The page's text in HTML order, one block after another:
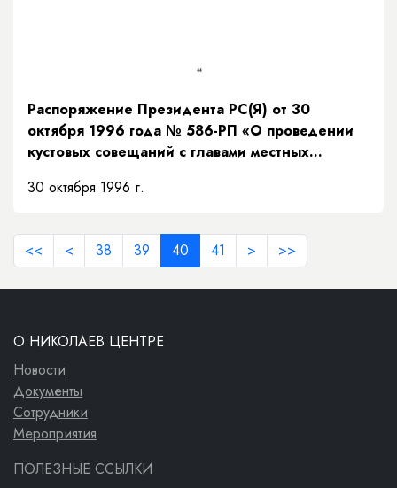
Распоряжение Президента РС(Я) от 30
октября 1996 года № 586-РП «О проведении
кустовых совещаний с главами местных
30 октября 1996 г.
<< < 38 39 40 41 > >>
О НИКОЛАЕВ ЦЕНТРЕ
Новости
Документы
Сотрудники
Мероприятия
ПОЛЕЗНЫЕ ССЫЛКИ